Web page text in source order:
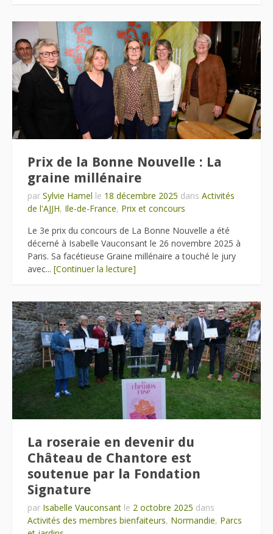
Prix de la Bonne Nouvelle : La
graine millénaire
par Sylvie Hamel le 18 décembre 2025 dans Activités
de l'AJJH, Ile-de-France, Prix et concours
Le 3e prix du concours de La Bonne Nouvelle a été
décerné à Isabelle Vauconsant le 26 novembre 2025 à
Paris. Sa facétieuse Graine millénaire a touché le jury
avec... [Continuer la lecture]
La roseraie en devenir du
Château de Chantore est
soutenue par la Fondation
Signature
par Isabelle Vauconsant le 2 octobre 2025 dans
Activités des membres bienfaiteurs, Normandie, Parcs